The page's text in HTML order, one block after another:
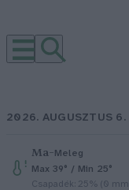
2026. AUGUSZTUS 6.
Ma–Meleg
Max 39° / Min 25°
Csapadék: 25% (0